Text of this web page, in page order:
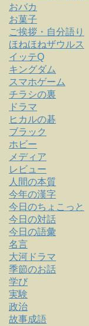
おバカ
お菓子
ご挨拶・自分語り
ほねほねザウルス
イッテQ
キングダム
スマホゲーム
チラシの裏
ドラマ
ヒカルの碁
ブラック
ホビー
メディア
レビュー
人間の本質
今年の漢字
今日のちょこっと
今日の対話
今日の語彙
名言
大河ドラマ
季節のお話
学び
実験
政治
故事成語